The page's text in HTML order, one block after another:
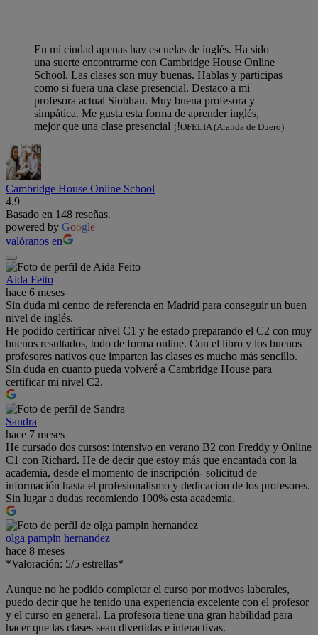
En mi ciudad apenas hay escuelas de inglés. Ha sido
una suerte encontrarme con Cambridge House Online
School. Las clases son muy buenas. Hablas y participas
como si fuera una clase presencial. Destaco a mi
profesora actual Siobhan. Muy buena profesora y
simpática. Me gusta esta forma de aprender inglés,
mejor que una clase presencial ¡!OFELIA (Aranda de Duero)
Cambridge House Online School
4.9
Basado en 148 reseñas.
powered by Google
valóranos en
Aida Feito
hace 6 meses
Sin duda mi centro de referencia en Madrid para conseguir un buen
nivel de inglés.
He podido certificar nivel C1 y he estado preparando el C2 con muy
buenos resultados, todo de forma online. Con el libro y los buenos
profesores nativos que imparten las clases es mucho más sencillo.
Sin duda en cuanto pueda volveré a Cambridge House para
certificar mi nivel C2.
Sandra
hace 7 meses
He cursado dos cursos: intensivo en verano B2 con Freddy y Online
C1 con Richard. He de decir que estoy más que encantada con la
academia, desde el momento de inscripción- solicitud de
información hasta el profesionalismo y dedicacion de los profesores.
Sin lugar a dudas recomiendo 100% esta academia.
olga pampin hernandez
hace 8 meses
*Valoración: 5/5 estrellas*
Aunque no he podido completar el curso por motivos laborales,
puedo decir que he tenido una experiencia excelente con el profesor
y el curso en general. La profesora tiene una gran habilidad para
hacer que las clases sean divertidas e interactivas.